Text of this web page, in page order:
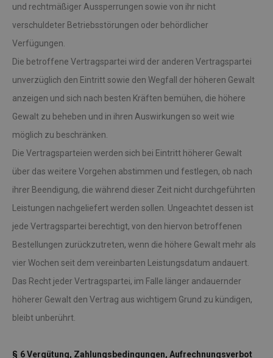
und rechtmäßiger Aussperrungen sowie von ihr nicht
verschuldeter Betriebsstörungen oder behördlicher
Verfügungen.
Die betroffene Vertragspartei wird der anderen Vertragspartei
unverzüglich den Eintritt sowie den Wegfall der höheren Gewalt
anzeigen und sich nach besten Kräften bemühen, die höhere
Gewalt zu beheben und in ihren Auswirkungen so weit wie
möglich zu beschränken.
Die Vertragsparteien werden sich bei Eintritt höherer Gewalt
über das weitere Vorgehen abstimmen und festlegen, ob nach
ihrer Beendigung, die während dieser Zeit nicht durchgeführten
Leistungen nachgeliefert werden sollen. Ungeachtet dessen ist
jede Vertragspartei berechtigt, von den hiervon betroffenen
Bestellungen zurückzutreten, wenn die höhere Gewalt mehr als
vier Wochen seit dem vereinbarten Leistungsdatum andauert.
Das Recht jeder Vertragspartei, im Falle länger andauernder
höherer Gewalt den Vertrag aus wichtigem Grund zu kündigen,
bleibt unberührt.
§ 6 Vergütung, Zahlungsbedingungen, Aufrechnungsverbot